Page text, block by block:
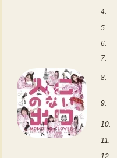
4.
5.
6.
7.
8.
9.
10.
11.
12.